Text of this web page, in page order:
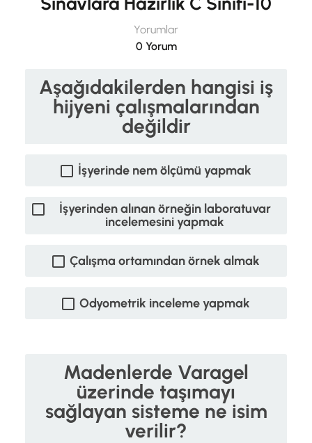
Yorumlar
0 Yorum
Aşağıdakilerden hangisi iş
hijyeni çalışmalarından
değildir
İşyerinde nem ölçümü yapmak
İşyerinden alınan örneğin laboratuvar
incelemesini yapmak
Çalışma ortamından örnek almak
Odyometrik inceleme yapmak
Madenlerde Varagel
üzerinde taşımayı
sağlayan sisteme ne isim
verilir?